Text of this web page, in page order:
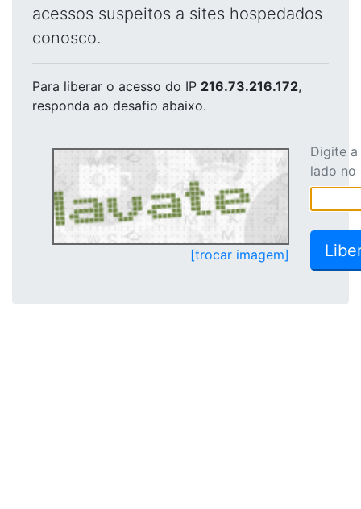
acessos suspeitos a sites hospedados
conosco.
Para liberar o acesso do IP 216.73.216.172,
responda ao desafio abaixo.
[trocar imagem]
Digite
lado no